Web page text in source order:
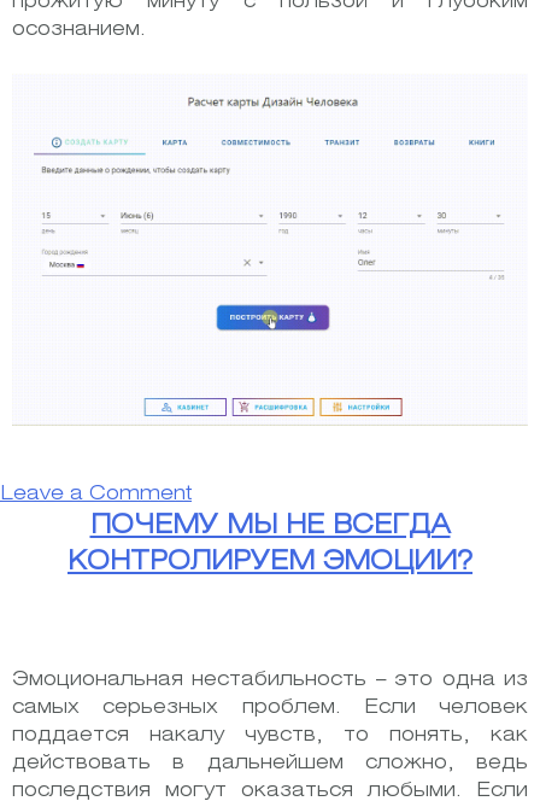
осознанием.
Leave a Commenton
Как
применяя
тайм-
эффективность
в
2
раза?
ПОЧЕМУ МЫ НЕ ВСЕГДА
КОНТРОЛИРУЕМ ЭМОЦИИ?
Эмоциональная нестабильность – это одна из
самых серьезных проблем. Если человек
поддается накалу чувств, то понять, как
действовать в дальнейшем сложно, ведь
последствия могут оказаться любыми. Если